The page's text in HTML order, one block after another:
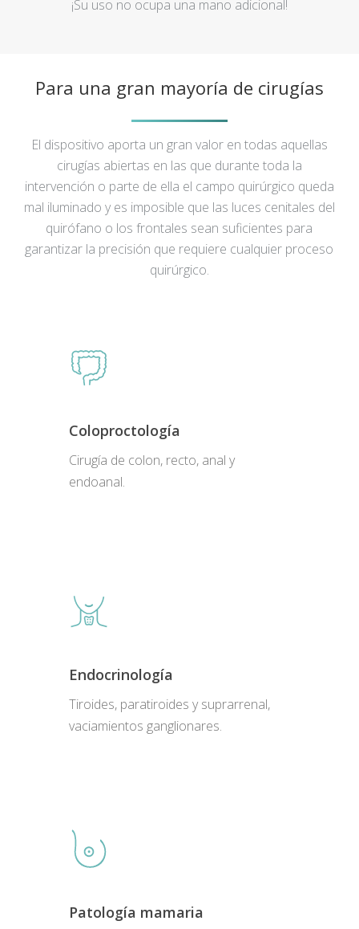
¡Su uso no ocupa una mano adicional!
Para una gran mayoría de cirugías
El dispositivo aporta un gran valor en todas aquellas
cirugías abiertas en las que durante toda la
intervención o parte de ella el campo quirúrgico queda
mal iluminado y es imposible que las luces cenitales del
quirófano o los frontales sean suficientes para
garantizar la precisión que requiere cualquier proceso
quirúrgico.
Coloproctología
Cirugía de colon, recto, anal y
endoanal.
Endocrinología
Tiroides, paratiroides y suprarrenal,
vaciamientos ganglionares.
Patología mamaria